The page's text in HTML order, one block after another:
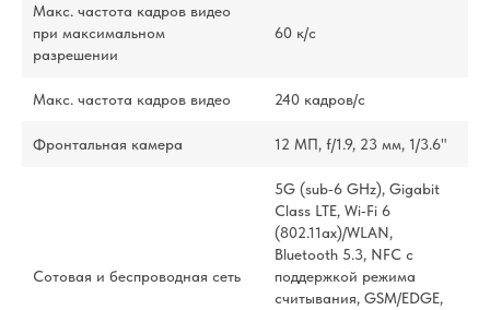
Макс. частота кадров видео
при максимальном
разрешении
60 к/c
Макс. частота кадров видео 240 кадров/ с
Фронтальная камера 12 МП, f/1.9, 23 мм, 1/3.6"
Сотовая и беспроводная сеть
5G (sub‑6 GHz), Gigabit
Class LTE, Wi‑Fi 6
(802.11ax)/WLAN,
Bluetooth 5.3, NFC с
поддержкой режима
считывания, GSM/EDGE,